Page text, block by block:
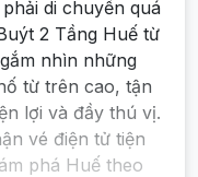
di chuyển quá
2 Tầng Huế từ
nhìn những
từ trên cao, tận
lợi và đầy thú vị.
vé điện tử tiện
phá Huế theo